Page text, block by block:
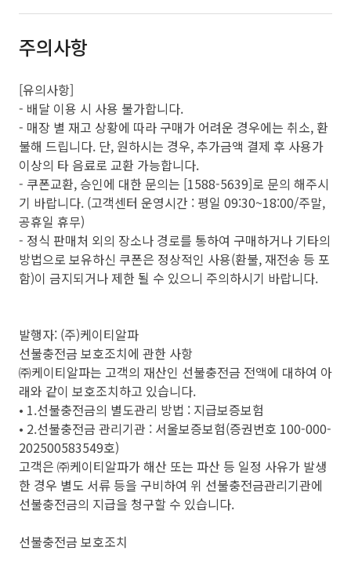
주의사항
[유의사항]
- 배달 이용 시 사용 불가합니다.
- 매장 별 재고 상황에 따라 구매가 어려운 경우에는 취소, 환
불해 드립니다. 단, 원하시는 경우, 추가금액 결제 후 사용가
이상의 타 음료로 교환 가능합니다.
- 쿠폰교환, 승인에 대한 문의는 [1588-5639]로 문의 해주시
기 바랍니다. (고객센터 운영시간 : 평일 09:30~18:00/주말,
공휴일 휴무)
- 정식 판매처 외의 장소나 경로를 통하여 구매하거나 기타의
방법으로 보유하신 쿠폰은 정상적인 사용(환불, 재전송 등 포
함)이 금지되거나 제한 될 수 있으니 주의하시기 바랍니다.
발행자: (주)케이티알파
선불충전금 보호조치에 관한 사항
㈜케이티알파는 고객의 재산인 선불충전금 전액에 대하여 아
래와 같이 보호조치하고 있습니다.
• 1.선불충전금의 별도관리 방법 : 지급보증보험
• 2.선불충전금 관리기관 : 서울보증보험(증권번호 100-000-
202500583549호)
고객은 ㈜케이티알파가 해산 또는 파산 등 일정 사유가 발생
한 경우 별도 서류 등을 구비하여 위 선불충전금관리기관에
선불충전금의 지급을 청구할 수 있습니다.
선불충전금 보호조치